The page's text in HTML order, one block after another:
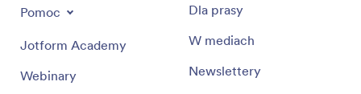
Pomoc
Jotform Academy
Webinary
Dla prasy
W mediach
Newslettery